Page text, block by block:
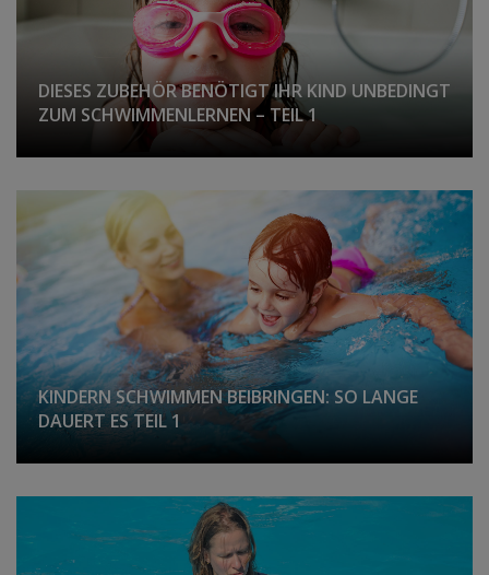
DIESES ZUBEHÖR BENÖTIGT IHR KIND UNBEDINGT
ZUM SCHWIMMENLERNEN – TEIL 1
KINDERN SCHWIMMEN BEIBRINGEN: SO LANGE
DAUERT ES TEIL 1